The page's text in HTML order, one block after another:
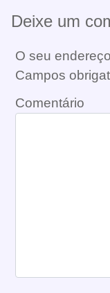
Deixe um
O seu
Campos
Comentário